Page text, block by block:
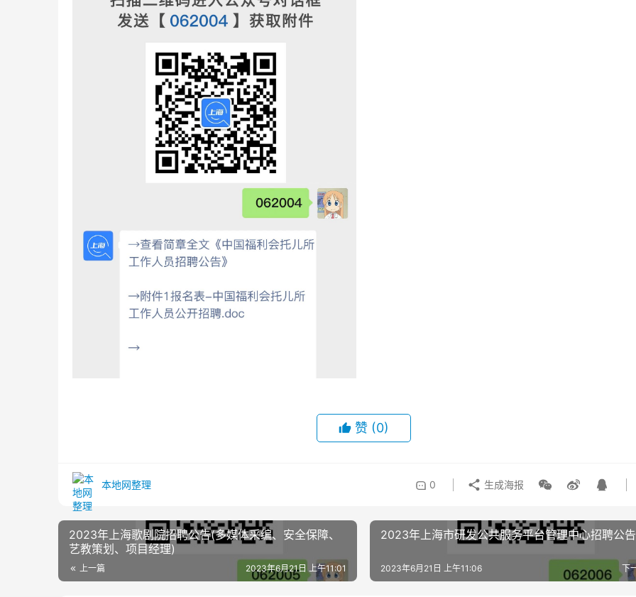
赞 (0)
本地网整理 0 生成海报
2023年上海歌剧院招聘公告(多媒体采编、安全保障、
艺教策划、项目经理)
上一篇 2023年6月21日 上午11:01
2023年上海市研发公共服务平台管理中心招聘公告
下
2023年6月21日 上午11:06